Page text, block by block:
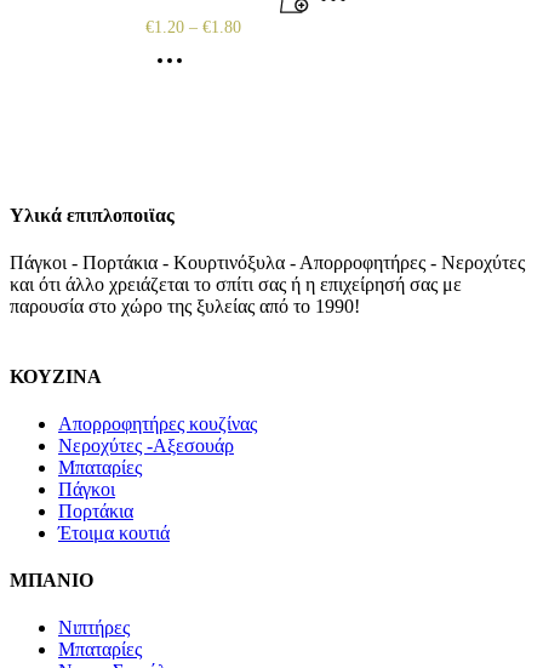
€1.20– €1.80
Υλικά επιπλοποιϊας
Πάγκοι - Πορτάκια - Κουρτινόξυλα - Απορροφητήρες - Νεροχύτες
και ότι άλλο χρειάζεται το σπίτι σας ή η επιχείρησή σας με
παρουσία στο χώρο της ξυλείας από το 1990!
ΚΟΥΖΙΝΑ
Απορροφητήρες κουζίνας
Νεροχύτες -Αξεσουάρ
Μπαταρίες
Πάγκοι
Πορτάκια
Έτοιμα κουτιά
ΜΠΑΝΙΟ
Νιπτήρες
Μπαταρίες